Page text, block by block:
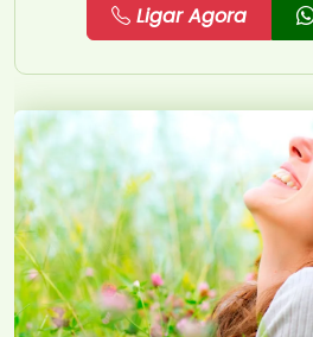
Ligar Agora